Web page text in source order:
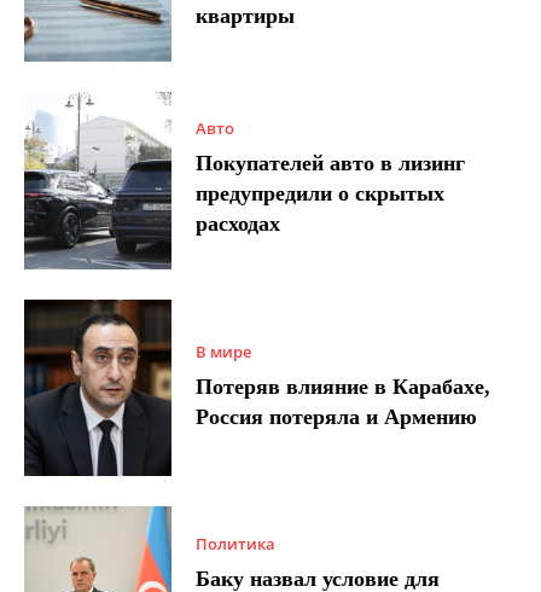
квартиры
Авто
Покупателей авто в лизинг
предупредили о скрытых
расходах
В мире
Потеряв влияние в Карабахе,
Россия потеряла и Армению
Политика
Баку назвал условие для